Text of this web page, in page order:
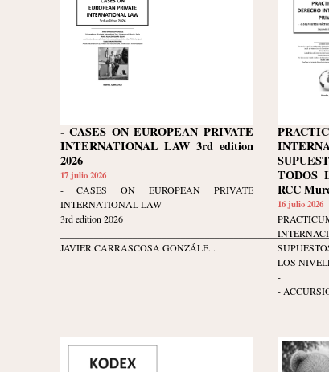
- CASES ON EUROPEAN PRIVATE
INTERNATIONAL LAW 3rd edition
2026
17 julio 2026
- CASES ON EUROPEAN PRIVATE
INTERNATIONAL LAW
3rd edition 2026
JAVIER CARRASCOSA GONZÁLE...
TODOS
RCC
16 julio 2026
LOS
-
-
\"SÍ, ME SIENTO MUY BIEN
FÍSICAMENTE. ESO ES, ENTRE
OTRAS COSAS, GRACIAS A LA
DIETA QUE ME PROPORCIONÓ
LA NUTRICIONISTA, BASADA EN
SAEPE
LA
PERO
— TITO